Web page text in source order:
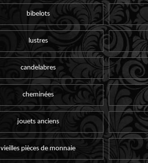
bibelots
lustres
candelabres
cheminées
jouets anciens
vieilles pièces de monnaie